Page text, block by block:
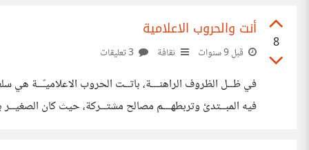
8
أنت والحروب الاعلامية
قبل 9 سنوات ثقافة
في ظــل الظروف الراهنـــة، باتــت الحروب الاعلاميـّــة هي
فيه المبــتدئ وتربطهـــم مصالح مشتــركة، حيث كان الصغيــر